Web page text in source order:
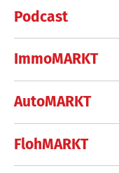
Podcast
ImmoMARKT
AutoMARKT
FlohMARKT